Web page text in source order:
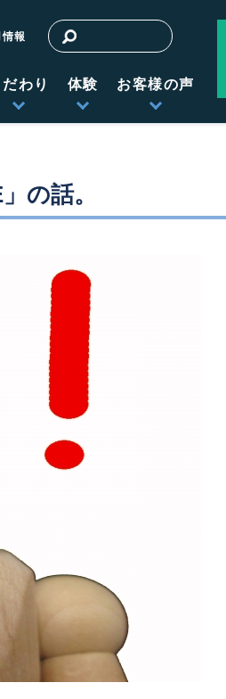
報
だわり 体験 お客様の声
の話。